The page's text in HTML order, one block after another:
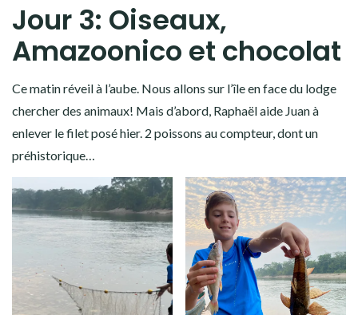
Jour 3: Oiseaux,
Amazoonico et chocolat
Ce matin réveil à l’aube. Nous allons sur l’île en face du lodge
chercher des animaux! Mais d’abord, Raphaël aide Juan à
enlever le filet posé hier. 2 poissons au compteur, dont un
préhistorique…